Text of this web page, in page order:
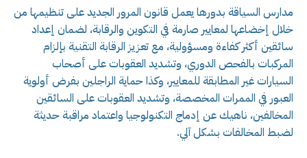
مدارس السياقة بدورها يعمل قانون المرور الجديد على تنظيمها من
خلال إخضاعها لمعايير صارمة في التكوين والرقابة، لضمان إعداد
سائقين أكثر كفاءة ومسؤولية، مع تعزيز الرقابة التقنية بإلزام
المركبات بالفحص الدوري، وتشديد العقوبات على أصحاب
السيارات غير المطابقة للمعايير، وكذا حماية الراجلين بفرض أولوية
العبور في الممرات المخصصة، وتشديد العقوبات على السائقين
المخالفين، ناهيك عن إدماج التكنولوجيا واعتماد مراقبة حديثة
لضبط المخالفات بشكل آلي.